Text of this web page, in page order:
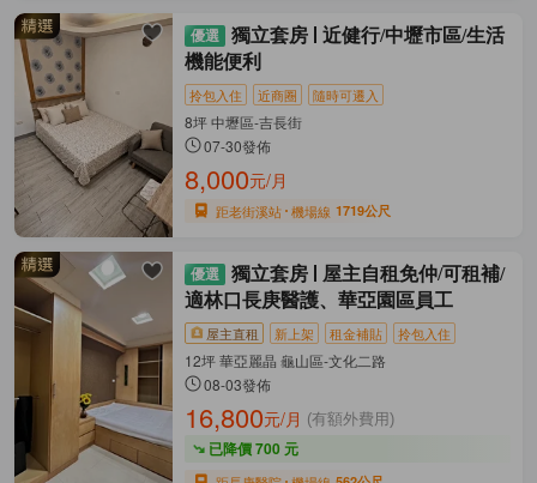
獨立套房
近健行/中壢市區/生活
機能便利
拎包入住 近商圈 隨時可遷入
8坪 中壢區-吉長街
07-30發佈
8,000元/月
距老街溪站 機場線 1719公尺
獨立套房
屋主自租免仲/可租補/
適林口長庚醫護、華亞園區員工
屋主直租 新上架 租金補貼 拎包入住
12坪 華亞麗晶 龜山區-文化二路
08-03發佈
16,800元/月 (有額外費用)
已降價 700 元